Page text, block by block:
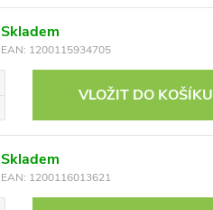
Skladem
EAN: 1200115934705
VLOŽIT DO KOŠÍKU
Skladem
EAN: 1200116013621